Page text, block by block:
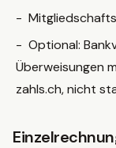
Optional:
Überweisungen
zahls.ch, nicht